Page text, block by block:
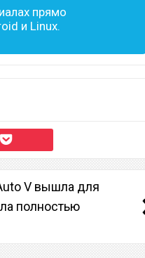
прямо
и Linux.
V вышла для
полностью